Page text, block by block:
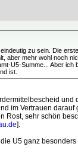
zu sein. Die
aber mehr wohl noch
U5-Summe... Aber ich
ist.
und
im Vertrauen darauf
Rost, sehr schön
].
U5 ganz besonders